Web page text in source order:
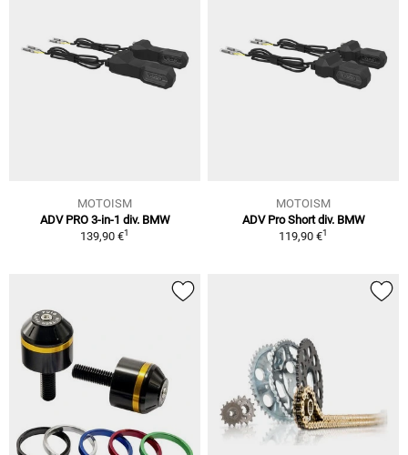
MOTOISM
ADV PRO 3-in-1 div. BMW
139,90 €1
MOTOISM
ADV Pro Short div. BMW
119,90 €1